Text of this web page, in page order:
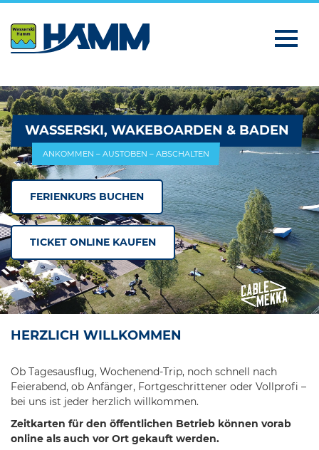
WASSERSKI, WAKEBOARDEN & BADEN
ANKOMMEN – AUSTOBEN – ABSCHALTEN
FERIENKURS BUCHEN
TICKET ONLINE KAUFEN
HERZLICH WILLKOMMEN
Ob Tagesausflug, Wochenend-Trip, noch schnell nach
Feierabend, ob Anfänger, Fortgeschrittener oder Vollprofi –
bei uns ist jeder herzlich willkommen.
Zeitkarten für den öffentlichen Betrieb können vorab
online als auch vor Ort gekauft werden.